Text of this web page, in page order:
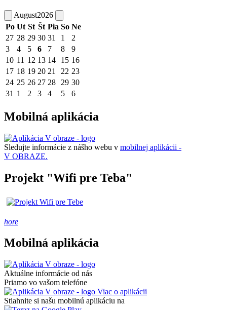
August2026
Po Ut St Št Pia So Ne
27 28 29 30 31 1
2
3
4 5 6 7 8
9
10 11 12 13 14 15 16
17 18 19 20 21 22 23
24 25 26 27 28 29 30
31 1 2 3 4 5 6
Mobilná aplikácia
Sledujte informácie z nášho webu v mobilnej aplikácii -
V OBRAZE.
Projekt "Wifi pre Teba"
hore
Mobilná aplikácia
Aktuálne informácie od nás
Priamo vo vašom telefóne
Viac o aplikácii
Stiahnite si našu mobilnú aplikáciu na